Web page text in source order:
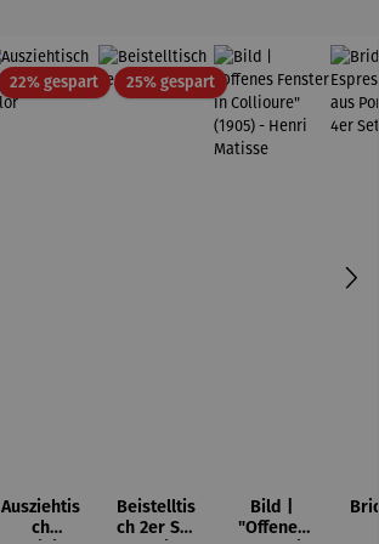
22% gespartRabatt
Ausziehtis
ch
25% gespartRabatt
Beistelltis
ch 2er Set
Bild |
"Offenes